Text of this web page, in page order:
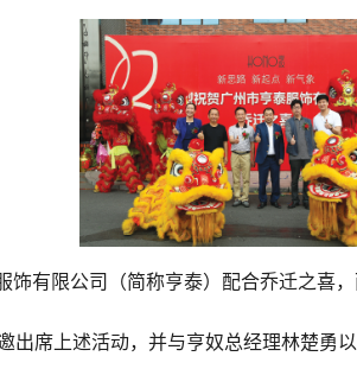
有限公司（简称亨泰）配合乔迁之喜
席上述活动，并与亨奴总经理林楚勇